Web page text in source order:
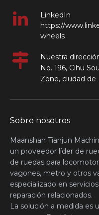
LinkedIn
https://
wheels
Nuestra
No. 196, Cihu
Zone, ciudad de
Sobre nosotros
Maanshan Tianjun
un proveedor líder de
de ruedas para
vagones, metro y otros
especializado en
reparación relacionados.
La solución a medida es